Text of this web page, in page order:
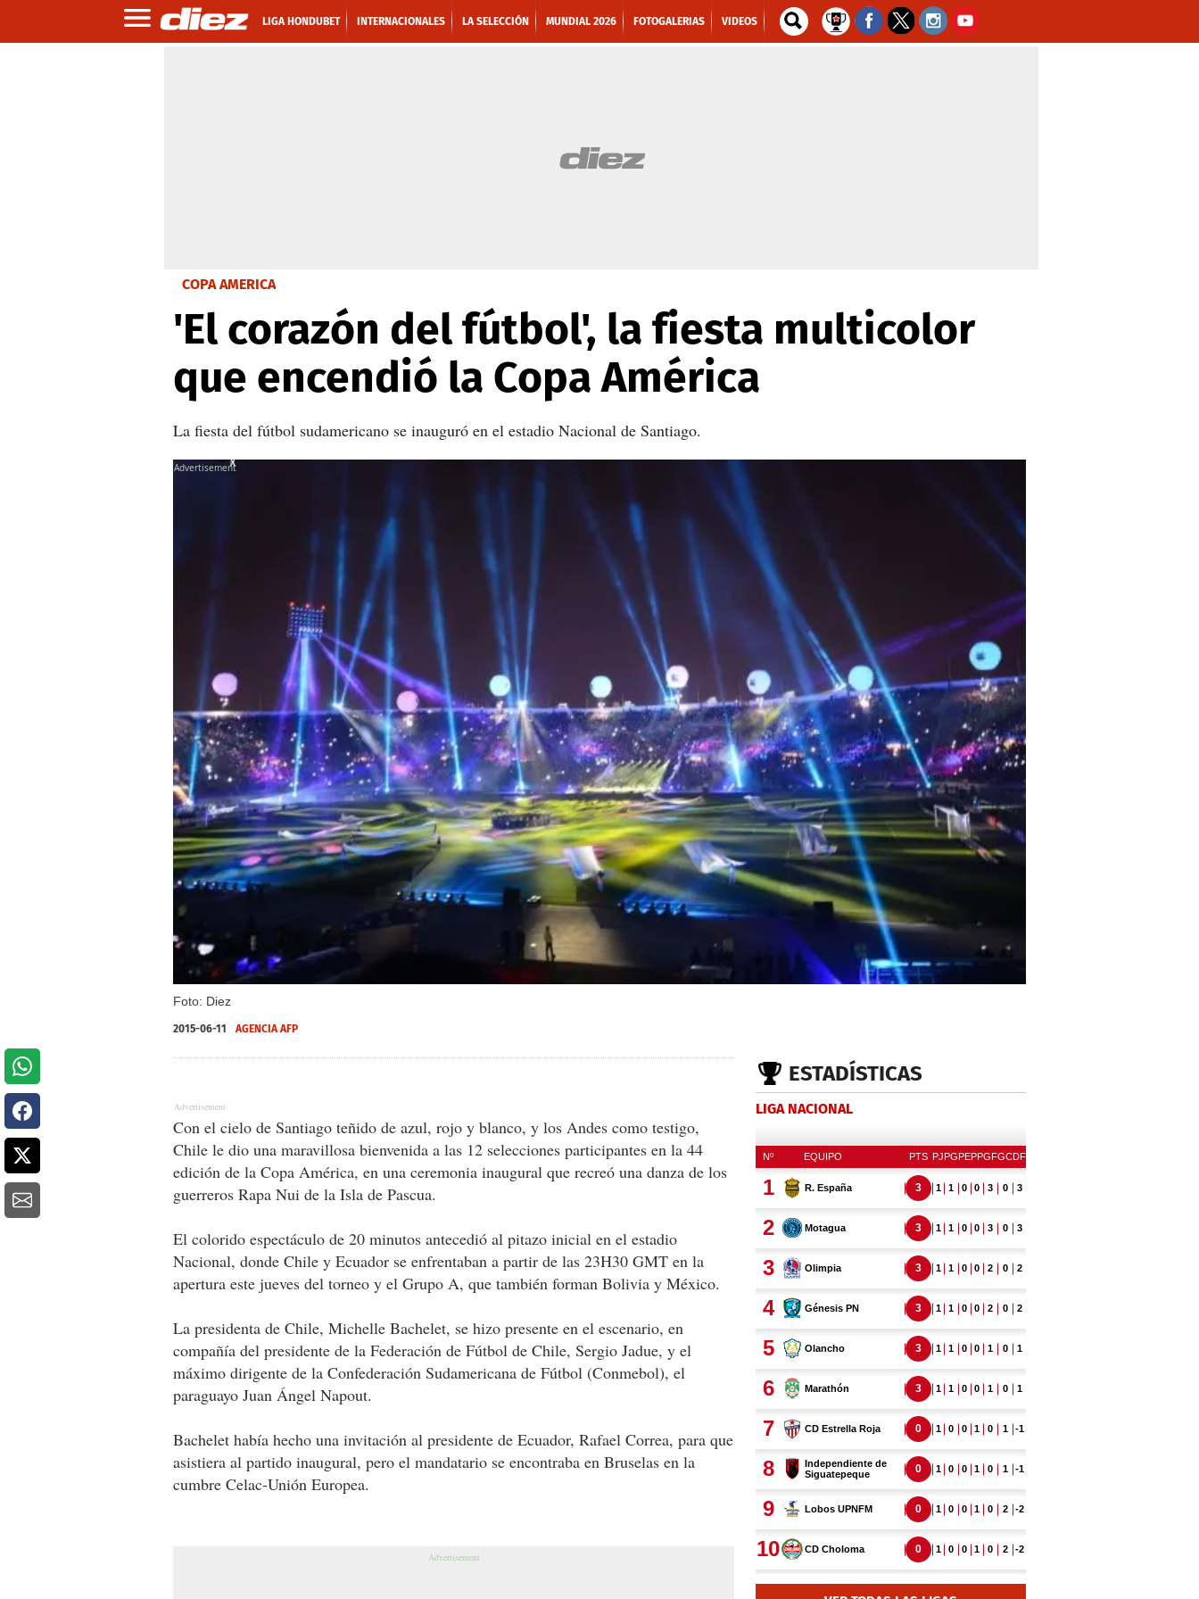
LIGA HONDUBET INTERNACIONALES LA SELECCIÓN MUNDIAL 2026 FOTOGALERIAS VIDEOS
COPA AMERICA
'El corazón del fútbol', la fiesta multicolor
que encendió la Copa América
La fiesta del fútbol sudamericano se inauguró en el estadio Nacional de Santiago.
Foto: Diez
X
X
2015-06-11 AGENCIA AFP
Con el cielo de Santiago teñido de azul, rojo y blanco, y los Andes como testigo,
Chile le dio una maravillosa bienvenida a las 12 selecciones participantes en la 44
edición de la Copa América, en una ceremonia inaugural que recreó una danza de los
guerreros Rapa Nui de la Isla de Pascua.
El colorido espectáculo de 20 minutos antecedió al pitazo inicial en el estadio
Nacional, donde Chile y Ecuador se enfrentaban a partir de las 23H30 GMT en la
apertura este jueves del torneo y el Grupo A, que también forman Bolivia y México.
La presidenta de Chile, Michelle Bachelet, se hizo presente en el escenario, en
compañía del presidente de la Federación de Fútbol de Chile, Sergio Jadue, y el
máximo dirigente de la Confederación Sudamericana de Fútbol (Conmebol), el
paraguayo Juan Ángel Napout.
Bachelet había hecho una invitación al presidente de Ecuador, Rafael Correa, para que
asistiera al partido inaugural, pero el mandatario se encontraba en Bruselas en la
cumbre Celac-Unión Europea.
ESTADÍSTICAS
LIGA NACIONAL